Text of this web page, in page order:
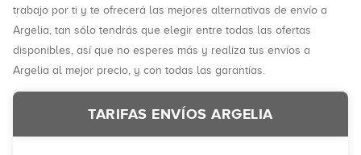
trabajo por ti y te ofrecerá las mejores alternativas de envío a
Argelia, tan sólo tendrás que elegir entre todas las ofertas
disponibles, así que no esperes más y realiza tus envíos a
Argelia al mejor precio, y con todas las garantías.
TARIFAS ENVÍOS ARGELIA